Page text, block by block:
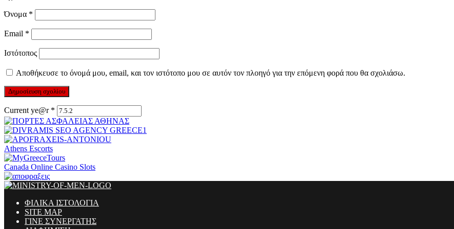
Όνομα *
Email *
Ιστότοπος
Αποθήκευσε το όνομά μου, email, και τον ιστότοπο μου σε αυτόν τον πλοηγό για την επόμενη φορά που θα σχολιάσω.
Current ye@r *
Athens Escorts
Canada Online Casino Slots
ΦΙΛΙΚΑ ΙΣΤΟΛΟΓΙΑ
SITE MAP
ΓΙΝΕ ΣΥΝΕΡΓΑΤΗΣ